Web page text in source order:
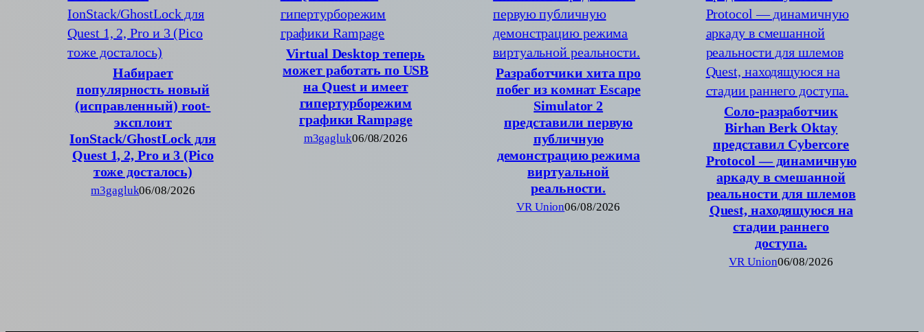
Набирает
популярность новый
(исправленный) root-
эксплоит
IonStack/GhostLock для
Quest 1, 2, Pro и 3 (Pico
тоже досталось)
m3gagluk06/08/2026
Virtual Desktop теперь
может работать по USB
на Quest и имеет
гипертурборежим
графики Rampage
m3gagluk06/08/2026
Разработчики хита про
побег из комнат Escape
Simulator 2
представили первую
публичную
демонстрацию режима
виртуальной
реальности.
VR Union06/08/2026
Соло-разработчик
Birhan Berk Oktay
представил Cybercore
Protocol — динамичную
аркаду в смешанной
реальности для шлемов
Quest, находящуюся на
стадии раннего
доступа.
VR Union06/08/2026